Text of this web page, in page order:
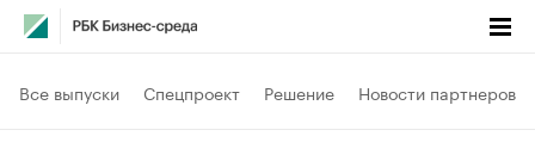
Все выпуски Спецпроект Решение Новости партнеров